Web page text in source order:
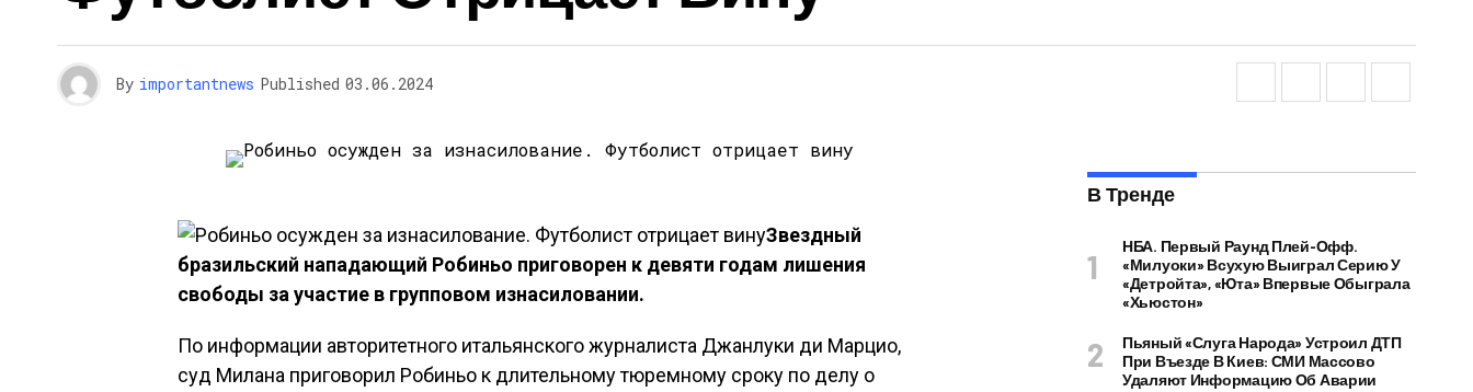
By importantnews Published 03.06.2024
Звездный
бразильский нападающий Робиньо приговорен к девяти годам лишения
свободы за участие в групповом изнасиловании.
По информации авторитетного итальянского журналиста Джанлуки ди Марцио,
суд Милана приговорил Робиньо к длительному тюремному сроку по делу о
В Тренде
НБА. Первый Раунд Плей-Офф.
«Милуоки» Всухую Выиграл Серию У
«Детройта», «Юта» Впервые Обыграла
«Хьюстон»
Пьяный «слуга Народа» Устроил ДТП
При Въезде В Киев: СМИ Массово
Удаляют Информацию Об Аварии